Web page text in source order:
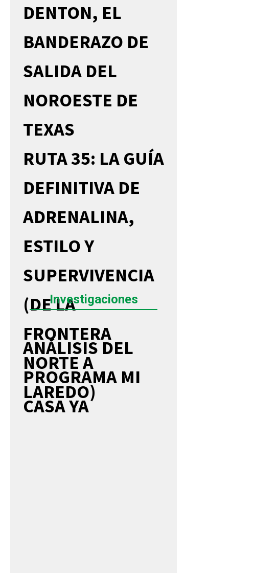
DENTON, EL
BANDERAZO DE
SALIDA DEL
NOROESTE DE
TEXAS
RUTA 35: LA GUÍA
DEFINITIVA DE
ADRENALINA,
ESTILO Y
SUPERVIVENCIA
(DE LA
FRONTERA
NORTE A
LAREDO)
Investigaciones
ANÁLISIS DEL
PROGRAMA MI
CASA YA